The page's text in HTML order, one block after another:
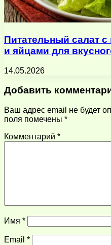
Питательный салат
и яйцами для
14.05.2026
Добавить
Ваш адрес email не будет
поля помечены *
Комментарий *
Имя *
Email *